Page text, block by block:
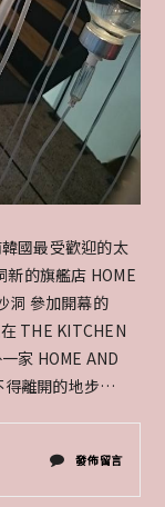
了
GENTLE
MONSTER
視
鏡
阿〉
中
國最受歡迎的太
新的旗艦店 HOME
洞 參加開幕的
THE KITCHEN
家 HOME AND
得離開的地步…
在
〈GENTLE
發佈留言